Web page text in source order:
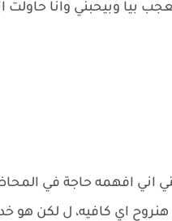
بيا وبيحبني وانا حاولت
اني افهمه حاجة في
اي كافيه، ل لكن هو